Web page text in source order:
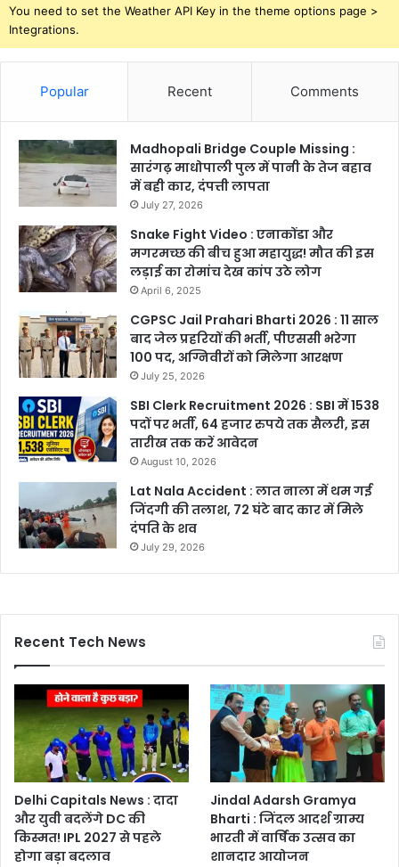
You need to set the Weather API Key in the theme options page >
Integrations.
Popular Recent Comments
Madhopali Bridge Couple Missing :
सारंगढ़ माधोपाली पुल में पानी के तेज बहाव
में बही कार, दंपत्ती लापता
July 27, 2026
Snake Fight Video : एनाकोंडा और
मगरमच्छ की बीच हुआ महायुद्ध! मौत की इस
लड़ाई का रोमांच देख कांप उठे लोग
April 6, 2025
CGPSC Jail Prahari Bharti 2026 : 11 साल
बाद जेल प्रहरियों की भर्ती, पीएससी भरेगा
100 पद, अग्निवीरों को मिलेगा आरक्षण
July 25, 2026
SBI Clerk Recruitment 2026 : SBI में 1538
पदों पर भर्ती, 64 हजार रुपये तक सैलरी, इस
तारीख तक करें आवेदन
August 10, 2026
Lat Nala Accident : लात नाला में थम गई
जिंदगी की तलाश, 72 घंटे बाद कार में मिले
दंपति के शव
July 29, 2026
Recent Tech News
Delhi Capitals News : दादा
और युवी बदलेंगे DC की
किस्मत! IPL 2027 से पहले
होगा बड़ा बदलाव
Jindal Adarsh Gramya
Bharti : जिंदल आदर्श ग्राम्य
भारती में वार्षिक उत्सव का
शानदार आयोजन